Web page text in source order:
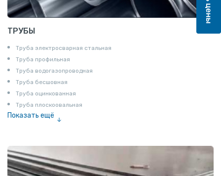
ТРУБЫ
Труба электросварная стальная
Труба профильная
Труба водогазопроводная
Труба бесшовная
Труба оцинкованная
Труба плоскоовальная
Показать ещё